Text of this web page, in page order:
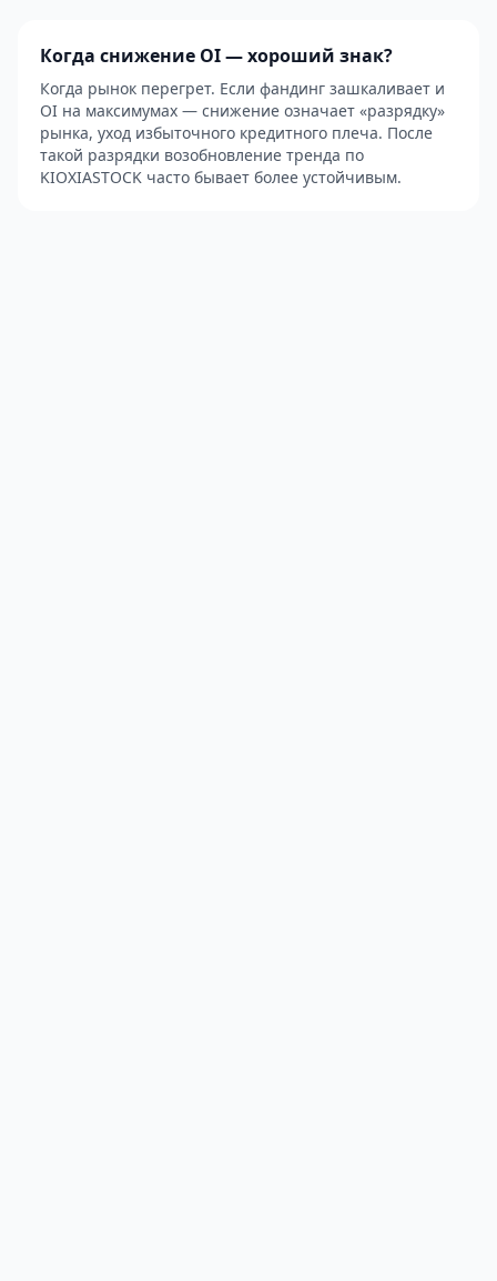
Когда снижение OI — хороший знак?
Когда рынок перегрет. Если фандинг зашкаливает и
OI на максимумах — снижение означает «разрядку»
рынка, уход избыточного кредитного плеча. После
такой разрядки возобновление тренда по
KIOXIASTOCK часто бывает более устойчивым.